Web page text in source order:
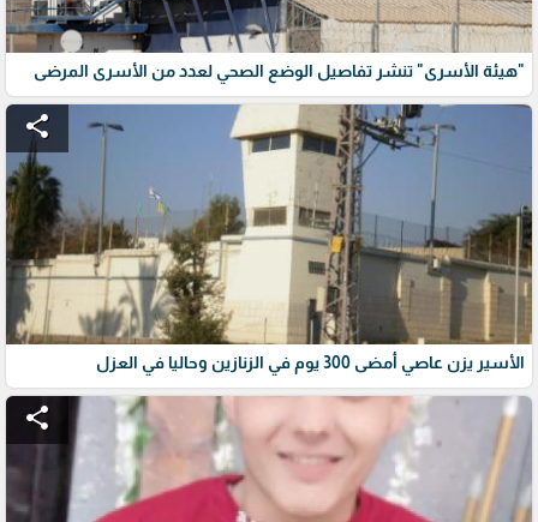
"هيئة الأسرى" تنشر تفاصيل الوضع الصحي لعدد من الأسرى المرضى
share
الأسير يزن عاصي أمضى 300 يوم في الزنازين وحاليا في العزل
share